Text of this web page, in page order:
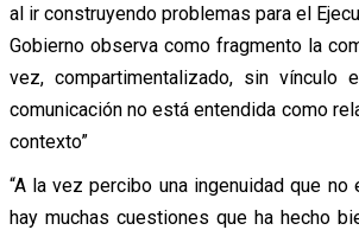
al ir construyendo problemas para el
Gobierno observa como fragmento la
vez, compartimentalizado, sin vínculo
comunicación no está entendida como
contexto”
“A la vez percibo una ingenuidad que no
hay muchas cuestiones que ha hecho